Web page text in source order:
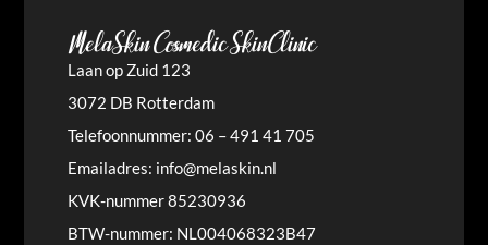
MelaSkin Cosmedic SkinClinic
Laan op Zuid 123
3072 DB Rotterdam
Telefoonnummer: 06 – 491 41 705
Emailadres: info@melaskin.nl
KVK-nummer 85230936
BTW-nummer: NL004068323B47